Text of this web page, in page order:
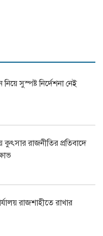
নিয়ে সুস্পষ্ট নির্দেশনা নেই
কুৎসার রাজনীতির প্রতিবাদে
রাজশাহীতে রাখার